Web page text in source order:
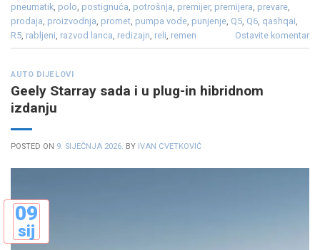
pneumatik polo postignuća potrošnja premijer, premijera prevare
prodaja proizvodnja promet pumpa vode punjenje Q5 Q6 qashqai
R5 rabljeni razvod lanca redizajn reli remen Ostavite komentar
AUTO DIJELOVI
Geely Starray sada i u plug-in hibridnom
izdanju
POSTED ON 9. SIJEČNJA 2026. BY IVAN CVETKOVIĆ
09
sij